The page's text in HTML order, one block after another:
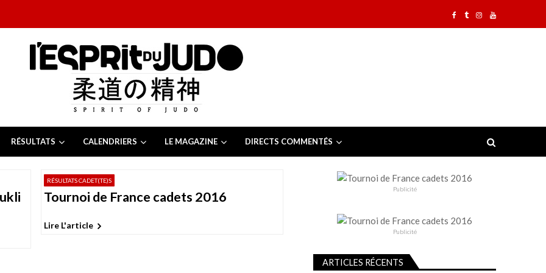
RÉSULTATS CALENDRIERS LE MAGAZINE DIRECTS COMMENTÉS
juillet 2026
2026
13 juillet 2026
2026
RÉSULTATS CADET(TE)S
Tournoi de France cadets 2016
Lire L'article
Publicité
Publicité
ARTICLES RÉCENTS